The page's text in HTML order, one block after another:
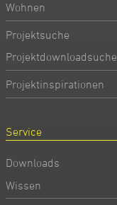
Wohnen
Projektsuche
Projektdownloadsuche
Projektinspirationen
Service
Downloads
Wissen